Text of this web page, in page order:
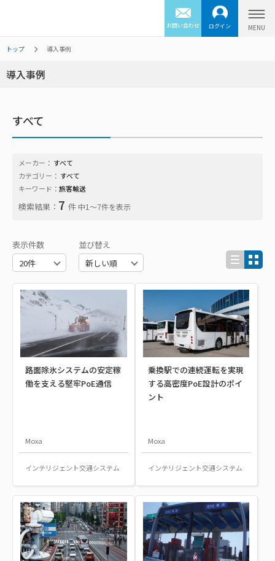
お問い合わせ ログイン
トップ 導入事例
導入事例
すべて
メーカー： すべて
カテゴリー： すべて
キーワード： 旅客輸送
検索結果： 7 件 中1〜7件を表示
表示件数 並び替え
路面除氷システムの安定稼
働を支える堅牢PoE通信
Moxa
インテリジェント交通システム
乗換駅での連続運転を実現
する高密度PoE設計のポイ
ント
Moxa
インテリジェント交通システム